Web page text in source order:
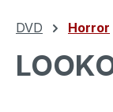
DVD Horror